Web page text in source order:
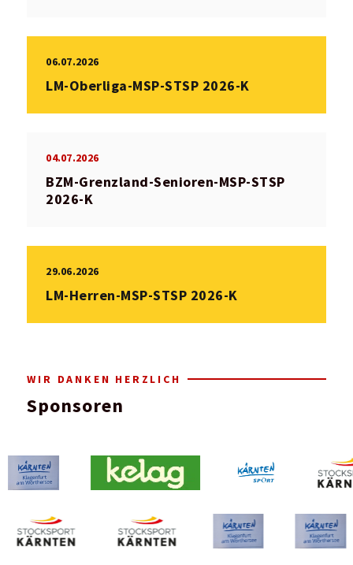
06.07.2026
LM-Oberliga-MSP-STSP 2026-K
04.07.2026
BZM-Grenzland-Senioren-MSP-STSP
2026-K
29.06.2026
LM-Herren-MSP-STSP 2026-K
WIR DANKEN HERZLICH
Sponsoren